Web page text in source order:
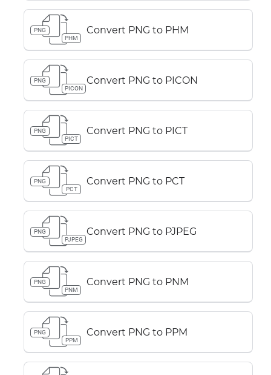
PNG
PHM
Convert PNG to PHM
PNG
PICON
Convert PNG to PICON
PNG
PICT
Convert PNG to PICT
PNG
PCT
Convert PNG to PCT
PNG
PJPEG
Convert PNG to PJPEG
PNG
PNM
Convert PNG to PNM
PNG
PPM
Convert PNG to PPM